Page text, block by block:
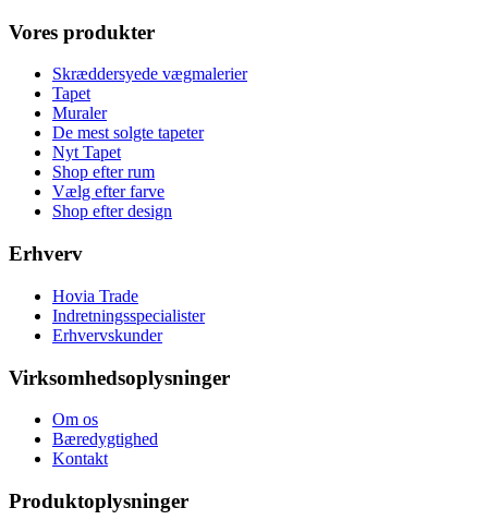
Vores produkter
Skræddersyede vægmalerier
Tapet
Muraler
De mest solgte tapeter
Nyt Tapet
Shop efter rum
Vælg efter farve
Shop efter design
Erhverv
Hovia Trade
Indretningsspecialister
Erhvervskunder
Virksomhedsoplysninger
Om os
Bæredygtighed
Kontakt
Produktoplysninger